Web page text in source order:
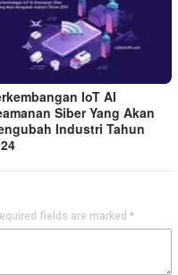
IoT AI
Siber Yang Akan
Industri Tahun
fields are marked *